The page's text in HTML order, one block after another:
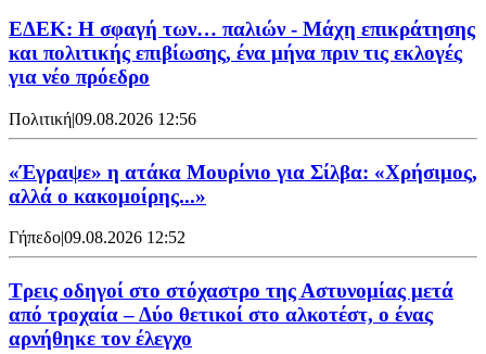
ΕΔΕΚ: Η σφαγή των… παλιών - Μάχη επικράτησης
και πολιτικής επιβίωσης, ένα μήνα πριν τις εκλογές
για νέο πρόεδρο
Πολιτική|09.08.2026 12:56
«Έγραψε» η ατάκα Μουρίνιο για Σίλβα: «Χρήσιμος,
αλλά ο κακομοίρης...»
Γήπεδο|09.08.2026 12:52
Τρεις οδηγοί στο στόχαστρο της Αστυνομίας μετά
από τροχαία – Δύο θετικοί στο αλκοτέστ, ο ένας
αρνήθηκε τον έλεγχο